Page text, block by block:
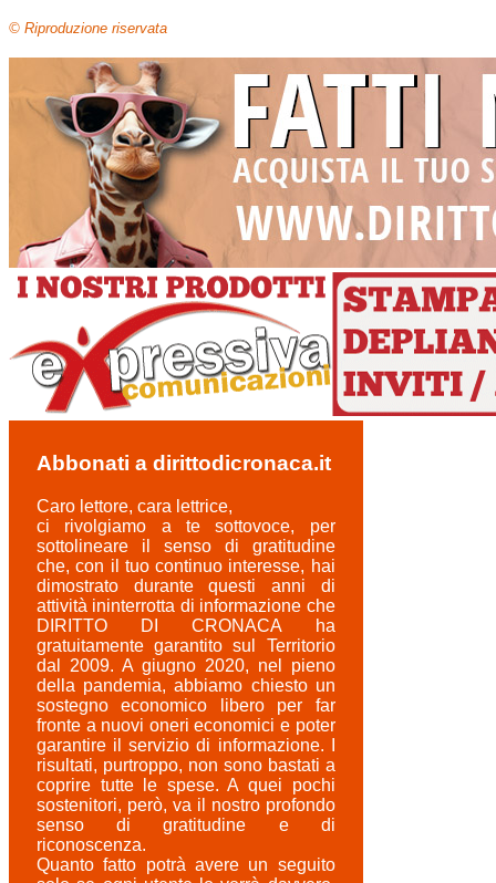
© Riproduzione riservata
Abbonati a dirittodicronaca.it
Caro lettore, cara lettrice,
ci rivolgiamo a te sottovoce, per
sottolineare il senso di gratitudine
che, con il tuo continuo interesse, hai
dimostrato durante questi anni di
attività ininterrotta di informazione che
DIRITTO DI CRONACA ha
gratuitamente garantito sul Territorio
dal 2009. A giugno 2020, nel pieno
della pandemia, abbiamo chiesto un
sostegno economico libero per far
fronte a nuovi oneri economici e poter
garantire il servizio di informazione. I
risultati, purtroppo, non sono bastati a
coprire tutte le spese. A quei pochi
sostenitori, però, va il nostro profondo
senso di gratitudine e di
riconoscenza.
Quanto fatto potrà avere un seguito